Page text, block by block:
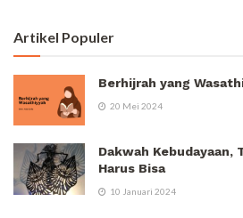
Artikel Populer
Berhijrah yang
20 Mei 2024
Dakwah Kebudayaan,
Harus Bisa
10 Januari 2024